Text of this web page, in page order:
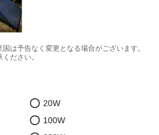
は予告なく変更となる場合がございます。
ださい。
20W
100W